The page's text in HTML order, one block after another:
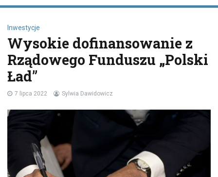
Inwestycje
Wysokie dofinansowanie z
Rządowego Funduszu „Polski
Ład”
7 lipca 2022 Sylwia Dawidowicz